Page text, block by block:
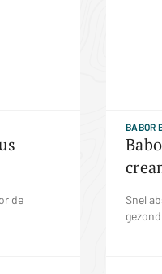
de
BABOR
Snel